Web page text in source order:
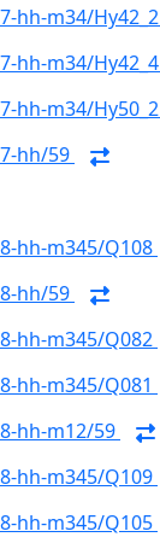
hh-m34/Hy42_2
hh-m34/Hy42_4
hh-m34/Hy50_2
hh/59
hh-m345/Q108
hh/59
hh-m345/Q082
hh-m345/Q081
hh-m12/59
hh-m345/Q109
hh-m345/Q105